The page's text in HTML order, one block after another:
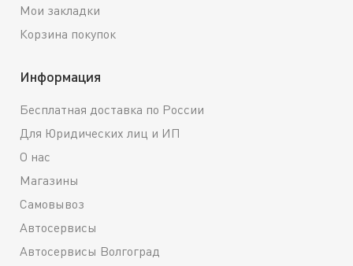
Мои закладки
Корзина покупок
Информация
Бесплатная доставка по России
Для Юридических лиц и ИП
О нас
Магазины
Самовывоз
Автосервисы
Автосервисы Волгоград